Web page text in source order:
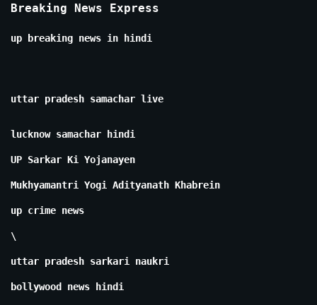
Breaking News Express
up breaking news in hindi
uttar pradesh samachar live
lucknow samachar hindi
UP Sarkar Ki Yojanayen
Mukhyamantri Yogi Adityanath Khabrein
up crime news
\
uttar pradesh sarkari naukri
bollywood news hindi